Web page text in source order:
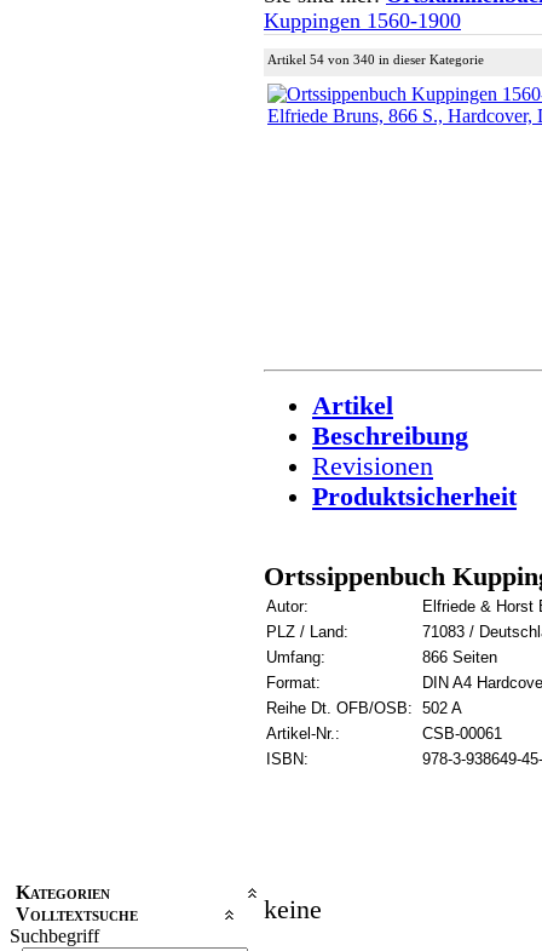
Kategorien
Volltextsuche
Suchbegriff
Kuppingen 1560-1900
Artikel 54 von 340 in dieser Kategorie
Artikel
Beschreibung
Revisionen
Produktsicherheit
Ortssippenbuch
Autor:
Elfriede & Horst
PLZ / Land:
71083 /
Umfang:
866 Seiten
Format:
DIN A4
Reihe Dt. OFB/OSB: 502 A
Artikel-Nr.:
CSB-00061
ISBN:
978-3-938649-
keine